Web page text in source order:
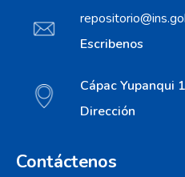
Escribenos
Cápac Yupanqui
Dirección
Contáctenos